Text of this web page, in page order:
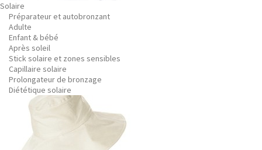
Solaire
Préparateur et autobronzant
Adulte
Enfant & bébé
Après soleil
Stick solaire et zones sensibles
Capillaire solaire
Prolongateur de bronzage
Diététique solaire